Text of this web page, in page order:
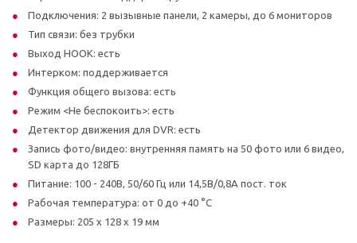
Подключения: 2 вызывные панели, 2 камеры, до 6 мониторов
Тип связи: без трубки
Выход HOOK: есть
Интерком: поддерживается
Функция общего вызова: есть
Режим <Не беспокоить>: есть
Детектор движения для DVR: есть
Запись фото/видео: внутренняя память на 50 фото или 6 видео,
SD карта до 128ГБ
Питание: 100 - 240В, 50/60 Гц или 14,5В/0,8А пост. ток
Рабочая температура: от 0 до +40 °С
Размеры: 205 х 128 х 19 мм